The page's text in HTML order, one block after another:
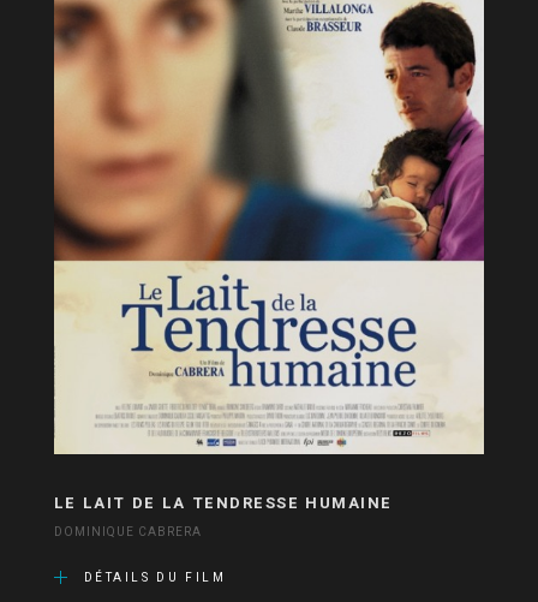
LE LAIT DE LA TENDRESSE HUMAINE
DOMINIQUE CABRERA
DÉTAILS DU FILM